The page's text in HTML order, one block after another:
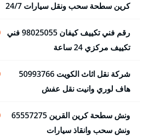
كرين سطحة سحب ونقل سيارات 24/7
رقم فني تكييف كيفان 98025055 فني
تكييف مركزي 24 ساعة
شركة نقل اثاث الكويت 50993766
هاف لوري وانيت نقل عفش
ونش سطحة كرين القرين 65557275
ونش سحب وانقاذ سيارات